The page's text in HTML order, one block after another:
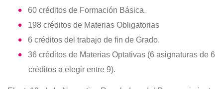
60 créditos de Formación Básica.
198 créditos de Materias Obligatorias
6 créditos del trabajo de fin de Grado.
36 créditos de Materias Optativas (6 asignaturas de 6
créditos a elegir entre 9).